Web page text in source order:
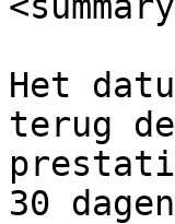
Het
terug
30